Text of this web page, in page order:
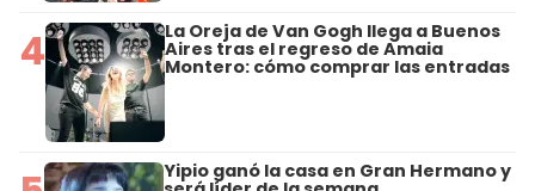
4 La Oreja de Van Gogh llega a Buenos
Aires tras el regreso de Amaia
Montero: cómo comprar las entradas
Yipio ganó la casa en Gran Hermano y